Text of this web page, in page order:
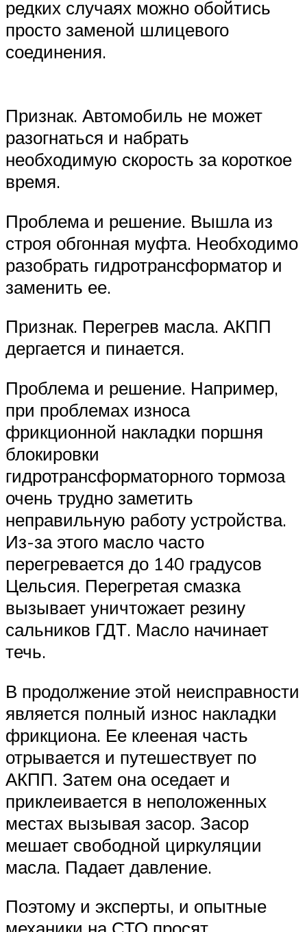
редких случаях можно обойтись
просто заменой шлицевого
соединения.
Признак. Автомобиль не может
разогнаться и набрать
необходимую скорость за короткое
время.
Проблема и решение. Вышла из
строя обгонная муфта. Необходимо
разобрать гидротрансформатор и
заменить ее.
Признак. Перегрев масла. АКПП
дергается и пинается.
Проблема и решение. Например,
при проблемах износа
фрикционной накладки поршня
блокировки
гидротрансформаторного тормоза
очень трудно заметить
неправильную работу устройства.
Из-за этого масло часто
перегревается до 140 градусов
Цельсия. Перегретая смазка
вызывает уничтожает резину
сальников ГДТ. Масло начинает
течь.
В продолжение этой неисправности
является полный износ накладки
фрикциона. Ее клееная часть
отрывается и путешествует по
АКПП. Затем она оседает и
приклеивается в неположенных
местах вызывая засор. Засор
мешает свободной циркуляции
масла. Падает давление.
Поэтому и эксперты, и опытные